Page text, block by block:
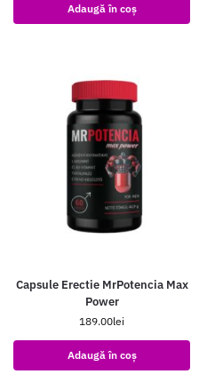
Adaugă în coș
Capsule Erectie MrPotencia Max
Power
189.00lei
Adaugă în coș